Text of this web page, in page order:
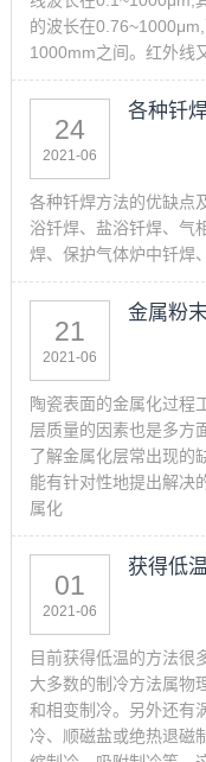
的波长在
1000mm之间。红外线
24
2021-06
各种钎
各种钎焊方法的优缺点
浴钎焊、盐浴钎焊、气
焊、保护气体炉中钎焊
21
2021-06
金属粉
陶瓷表面的金属化过程
层质量的因素也是多方
了解金属化层常出现的
能有针对性地提出解决
属化
01
2021-06
获得低
目前获得低温的方法很
大多数的制冷方法属物
和相变制冷。另外还有
冷、顺磁盐或绝热退磁